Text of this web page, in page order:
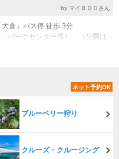
by マイＢＯＯさん
倉」バス停 徒歩 3分
パークセンター等） （公園は
ーセンター、パークセンター
ネット予約OK
ブルーベリー狩り
クルーズ・クルージング